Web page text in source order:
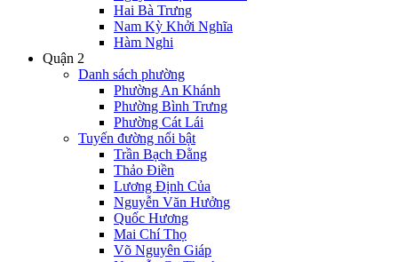
Hai Bà Trưng
Nam Kỳ Khởi Nghĩa
Hàm Nghi
Quận 2
Danh sách phường
Phường An Khánh
Phường Bình Trưng
Phường Cát Lái
Tuyến đường nổi bật
Trần Bạch Đằng
Thảo Điền
Lương Định Của
Nguyễn Văn Hưởng
Quốc Hương
Mai Chí Thọ
Võ Nguyên Giáp